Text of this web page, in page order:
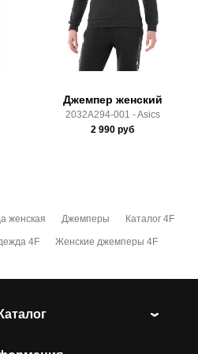
ознакомиться с
Джемпер женский
2032A294-001 - Asics
2 990 руб
женская Джемперы Каталог 4F
4F Женские джемперы 4F
Каталог